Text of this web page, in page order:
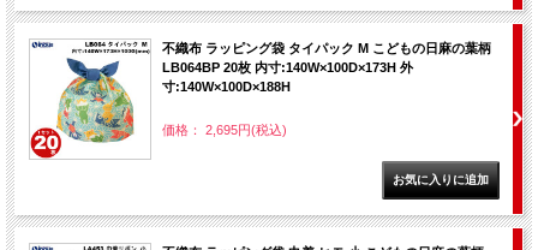
不織布 ラッピング袋 タイパック M こどもの日麻の葉柄
LB064BP 20枚 内寸:140W×100D×173H 外
寸:140W×100D×188H
価格： 2,695円(税込)